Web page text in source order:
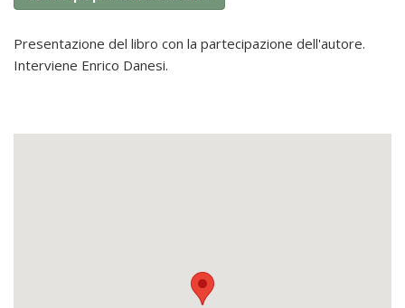
Presentazione del libro con la partecipazione dell'autore.
Interviene Enrico Danesi.